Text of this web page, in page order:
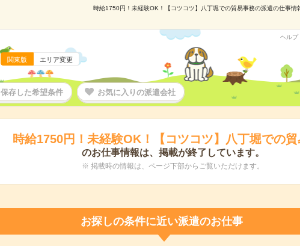
時給1750円！未経験OK！【コツコツ】八丁堀での貿易事務の派遣の仕事情
関東版 エリア変更
ヘルプ
保存した希望条件 お気に入りの派遣会社
時給1750円！未経験OK！【コツコツ】八丁堀での
のお仕事情報は、掲載が終了しています。
※ 掲載時の情報は、ページ下部からご覧いただけます。
お探しの条件に近い派遣のお仕事